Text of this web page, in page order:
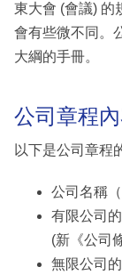
東大會 (會議) 的
會有些微不同。
大綱的手冊。
公司章程
以下是公司章程
公司名稱
有限公司
(新《公司
無限公司